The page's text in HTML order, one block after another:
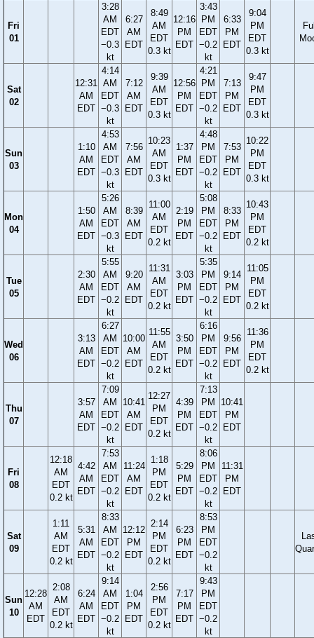
Fri
01
3:28
AM
EDT
−0.3
kt
6:27
AM
EDT
8:49
AM
EDT
0.3 kt
12:16
PM
EDT
3:43
PM
EDT
−0.2
kt
6:33
PM
EDT
9:04
PM
EDT
0.3 kt
Sat
02
12:31
AM
EDT
4:14
AM
EDT
−0.3
kt
7:12
AM
EDT
9:39
AM
EDT
0.3 kt
12:56
PM
EDT
4:21
PM
EDT
−0.2
kt
7:13
PM
EDT
9:47
PM
EDT
0.3 kt
Sun
03
1:10
AM
EDT
4:53
AM
EDT
−0.3
kt
7:56
AM
EDT
10:23
AM
EDT
0.3 kt
1:37
PM
EDT
4:48
PM
EDT
−0.2
kt
7:53
PM
EDT
10:22
PM
EDT
0.3 kt
Mon
04
1:50
AM
EDT
5:26
AM
EDT
−0.3
kt
8:39
AM
EDT
11:00
AM
EDT
0.2 kt
2:19
PM
EDT
5:08
PM
EDT
−0.2
kt
8:33
PM
EDT
10:43
PM
EDT
0.2 kt
Tue
05
2:30
AM
EDT
5:55
AM
EDT
−0.2
kt
9:20
AM
EDT
11:31
AM
EDT
0.2 kt
3:03
PM
EDT
5:35
PM
EDT
−0.2
kt
9:14
PM
EDT
11:05
PM
EDT
0.2 kt
Wed
06
3:13
AM
EDT
6:27
AM
EDT
−0.2
kt
10:00
AM
EDT
11:55
AM
EDT
0.2 kt
3:50
PM
EDT
6:16
PM
EDT
−0.2
kt
9:56
PM
EDT
11:36
PM
EDT
0.2 kt
Thu
07
3:57
AM
EDT
7:09
AM
EDT
−0.2
kt
10:41
AM
EDT
12:27
PM
EDT
0.2 kt
4:39
PM
EDT
7:13
PM
EDT
−0.2
kt
10:41
PM
EDT
Fri
08
12:18
AM
EDT
0.2 kt
4:42
AM
EDT
7:53
AM
EDT
−0.2
kt
11:24
AM
EDT
1:18
PM
EDT
0.2 kt
5:29
PM
EDT
8:06
PM
EDT
−0.2
kt
11:31
PM
EDT
Sat
09
1:11
AM
EDT
0.2 kt
5:31
AM
EDT
8:33
AM
EDT
−0.2
kt
12:12
PM
EDT
2:14
PM
EDT
0.2 kt
6:23
PM
EDT
8:53
PM
EDT
−0.2
kt
Sun
10
12:28
AM
EDT
2:08
AM
EDT
0.2 kt
6:24
AM
EDT
9:14
AM
EDT
−0.2
kt
1:04
PM
EDT
2:56
PM
EDT
0.2 kt
7:17
PM
EDT
9:43
PM
EDT
−0.2
kt